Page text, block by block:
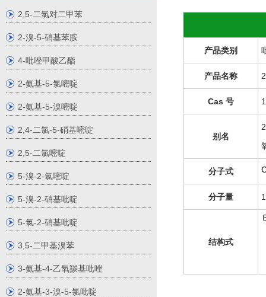
2,5-二氯对二甲苯
2-溴-5-硝基苯胺
4-吡唑甲酸乙酯
2-氨基-5-氯嘧啶
2-氨基-5-溴嘧啶
2,4-二氯-5-硝基嘧啶
2,5-二氯嘧啶
5-溴-2-氯嘧啶
5-溴-2-硝基吡啶
5-氯-2-硝基吡啶
3,5-二甲基溴苯
3-氨基-4-乙氧羰基吡唑
2-氨基-3-溴-5-氯吡啶
产品类别
产品名称
Cas 号
别名
分子式
分子量
结构式